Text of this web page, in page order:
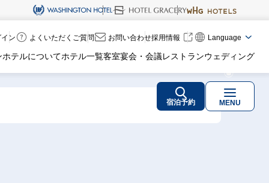
ン よくいただくご質問 お問い合わせ採用情報 Language
ホテルについてホテル一覧客室宴会・会議レストランウェディング
宿泊予約 MENU